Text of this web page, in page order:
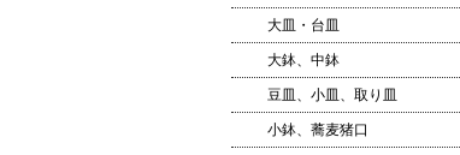
大皿・台皿
大鉢、中鉢
豆皿、小皿、取り皿
小鉢、蕎麦猪口